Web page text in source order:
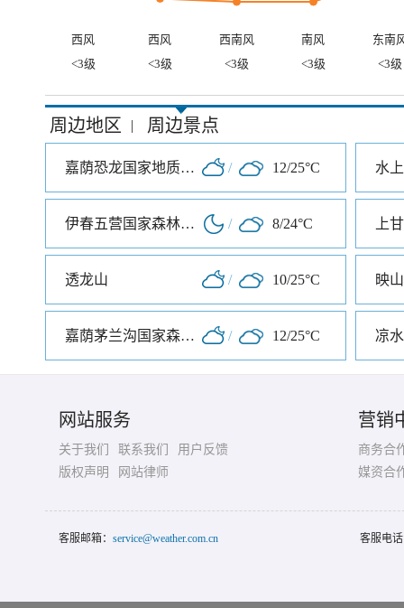
西风 西风 西南风 南风
东南
<3级
<3级 <3级 <3级 <3级
周边地区 | 周边景点
嘉荫恐龙国家地质公园 / 12/25°C 水
伊春五营国家森林公园 / 8/24°C
透龙山 / 10/25°C 映
嘉荫茅兰沟国家森林公园 / 12/25°C 凉
网站服务
关于我们 联系我们
用户反馈
版权声明
网站律师
营销
商务合
媒资合
客服邮箱： service@weather.com.cn 客服电